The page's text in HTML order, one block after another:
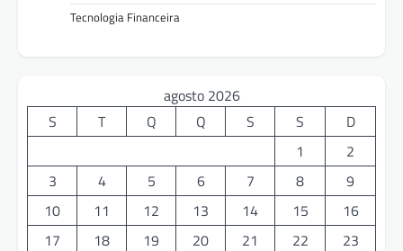
Tecnologia Financeira
agosto 2026
S
T Q Q S S
D
1
2
3
4 5 6 7 8
9
10
11 12 13 14 15
16
17
18 19 20 21 22 23